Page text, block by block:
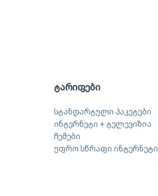
ტარიფები
სტანდარტული პაკეტები
ინტერნეტი + ტელევიზია
ჩემები
უფრო სწრაფი ინტერნეტი